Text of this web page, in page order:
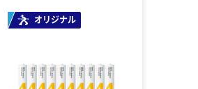
オリジナル